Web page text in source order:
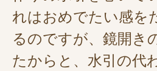
れはおめでたい感を
るのですが、鏡開き
たからと、水引の代